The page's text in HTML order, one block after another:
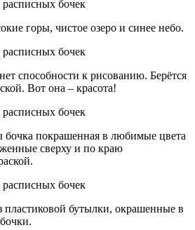
горы, чистое озеро и синее небо.
способности к рисованию. Берётся
Вот она – красота!
бочка покрашенная в любимые цвета
сверху и по краю
бутылки, окрашенные в